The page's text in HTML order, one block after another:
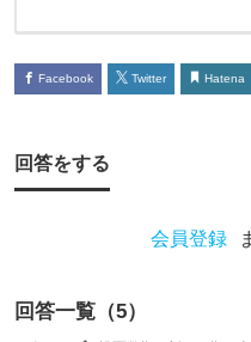
聞
と
D
W
Facebook Twitter Hatena
回答をする
会員登録
回答一覧（5）